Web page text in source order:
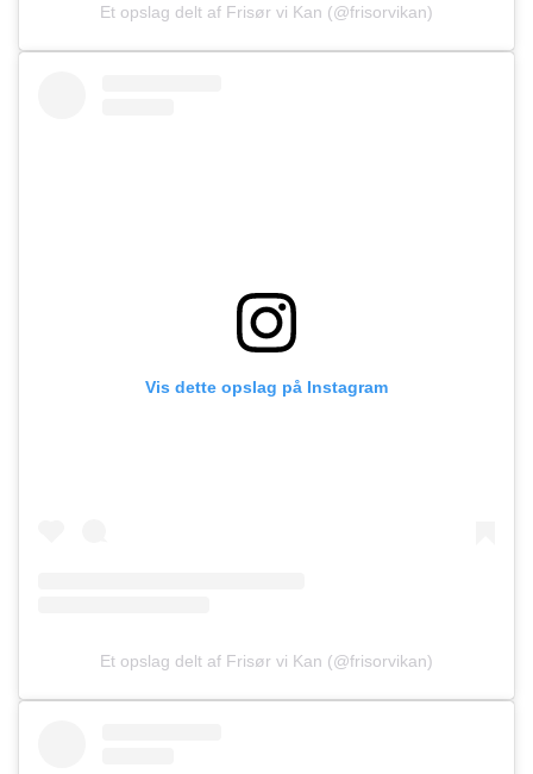
Et opslag delt af Frisør vi Kan (@frisorvikan)
Vis dette opslag på Instagram
Et opslag delt af Frisør vi Kan (@frisorvikan)